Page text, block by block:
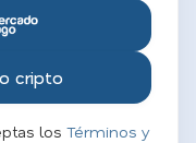
cripto
los Términos y